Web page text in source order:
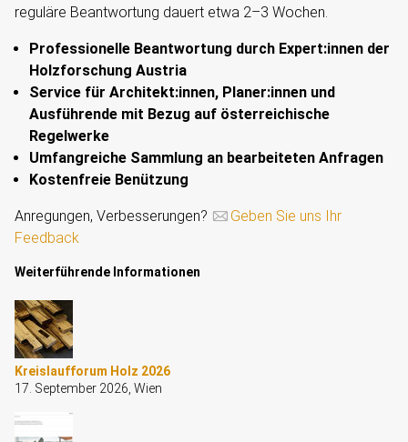
reguläre Beantwortung dauert etwa 2–3 Wochen.
Professionelle Beantwortung durch Expert:innen der
Holzforschung Austria
Service für Architekt:innen, Planer:innen und
Ausführende mit Bezug auf österreichische
Regelwerke
Umfangreiche Sammlung an bearbeiteten Anfragen
Kostenfreie Benützung
Anregungen, Verbesserungen?
Geben Sie uns Ihr
Feedback
Weiterführende Informationen
Kreislaufforum Holz 2026
17. September 2026, Wien